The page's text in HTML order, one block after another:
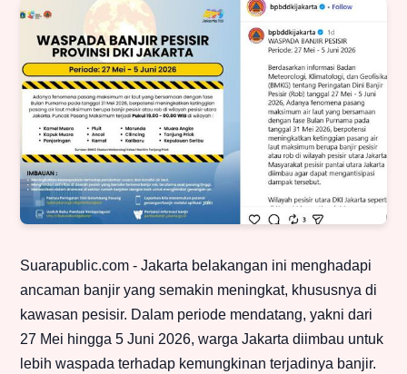
Suarapublic.com - Jakarta belakangan ini menghadapi
ancaman banjir yang semakin meningkat, khususnya di
kawasan pesisir. Dalam periode mendatang, yakni dari
27 Mei hingga 5 Juni 2026, warga Jakarta diimbau untuk
lebih waspada terhadap kemungkinan terjadinya banjir.